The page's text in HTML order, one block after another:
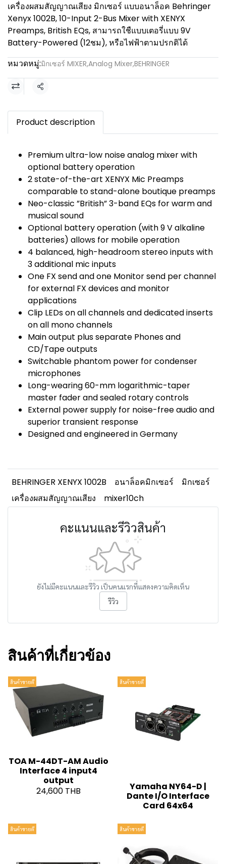
เครื่องผสมสัญญาณเสียง มิกเซอร์ แบบอนาล็อค Behringer
Xenyx 1002B, 10-Input 2-Bus Mixer with XENYX
Preamps, British EQs, สามารถใชืแบบเตอรี่แบบ 9V
Battery-Powered (12ชม), หรือไฟฟ้าตามปรกติได้
หมวดหมู่:มิกเซอร์ MIXER,Analog Mixer,BEHRINGER
แชร์
Product description
Premium ultra-low noise analog mixer with
optional battery operation
2 state-of-the-art XENYX Mic Preamps
comparable to stand-alone boutique preamps
Neo-classic ”British” 3-band EQs for warm and
musical sound
Optional battery operation (with 9 V alkaline
batteries) allows for mobile operation
4 balanced, high-headroom stereo inputs with
3 additional mic inputs
One FX send and one Monitor send per channel
for external FX devices and monitor
applications
Clip LEDs on all channels and dedicated inserts
on all mono channels
Main output plus separate Phones and
CD/Tape outputs
Switchable phantom power for condenser
microphones
Long-wearing 60-mm logarithmic-taper
master fader and sealed rotary controls
External power supply for noise-free audio and
superior transient response
Designed and engineered in Germany
BEHRINGER XENYX 1002B อนาล็อคมิกเซอร์
มิกเซอร์
เครื่องผสมสัญญาณเสียง
mixer10ch
คะแนนและรีวิวสินค้า
ยังไม่มีคะแนนและรีวิว เป็นคนแรกที่แสดงความคิดเห็น
รีวิว
สินค้าที่เกี่ยวข้อง
สินค้าขายดี
TOA M-44DT-AM Audio
Interface 4 input4
output
24,600 THB
สินค้าขายดี
Yamaha NY64-D |
Dante I/O Interface
Card 64x64
สินค้าขายดี สินค้าขายดี